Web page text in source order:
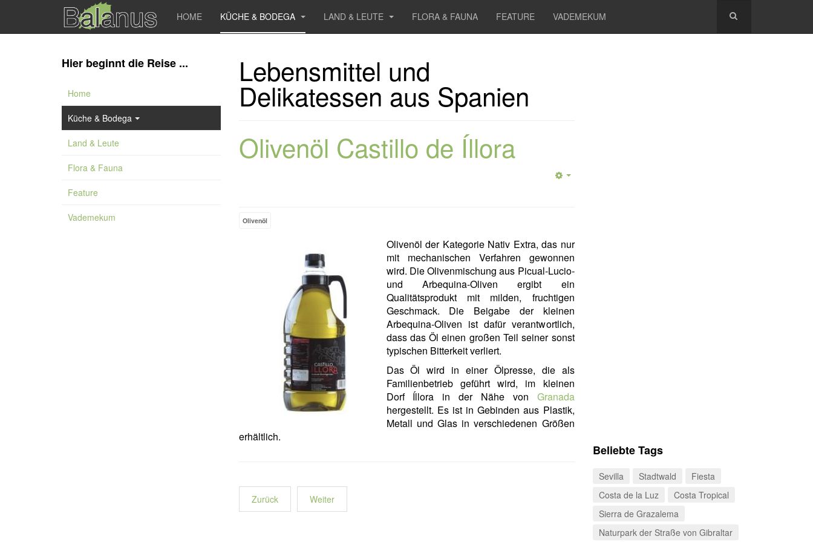
HOME KÜCHE & BODEGA LAND & LEUTE FLORA & FAUNA FEATURE VADEMEKUM
Lebensmittel und
Delikatessen aus Spanien
Olivenöl Castillo de Íllora
Olivenöl
Olivenöl der Kategorie Nativ Extra, das nur
mit mechanischen Verfahren gewonnen
wird. Die Olivenmischung aus Picual-Lucio-
und Arbequina-Oliven ergibt ein
Qualitätsprodukt mit milden, fruchtigen
Geschmack. Die Beigabe der kleinen
Arbequina-Oliven ist dafür verantwortlich,
dass das Öl einen großen Teil seiner sonst
typischen Bitterkeit verliert.
Das Öl wird in einer Ölpresse, die als
Familienbetrieb geführt wird, im kleinen
Dorf Íllora in der Nähe von Granada
hergestellt. Es ist in Gebinden aus Plastik,
Metall und Glas in verschiedenen Größen
erhältlich.
Zurück Weiter
Hier beginnt die Reise ...
Home
Küche & Bodega
Land & Leute
Flora & Fauna
Feature
Vademekum
Beliebte Tags
Sevilla Stadtwald
Fiesta
Costa de la Luz
Costa Tropical
Sierra de Grazalema
Naturpark der Straße von Gibraltar